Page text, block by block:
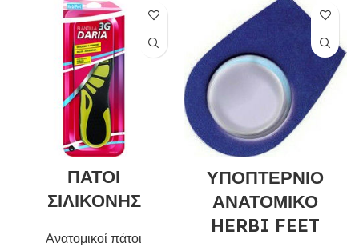
ΠΑΤΟΙ
ΣΙΛΙΚΟΝΗΣ
Ανατομικοί πάτοι
ΥΠΟΠΤΕΡΝΙΟ
ΑΝΑΤΟΜΙΚΟ
HERBI FEET